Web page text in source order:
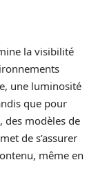
la visibilité
une luminosité
que pour
des modèles de
de s’assurer
même en